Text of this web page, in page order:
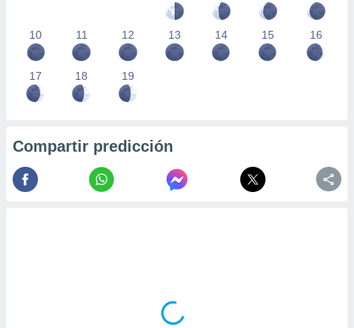
10 11 12 13 14 15 16
17 18 19
Compartir predicción